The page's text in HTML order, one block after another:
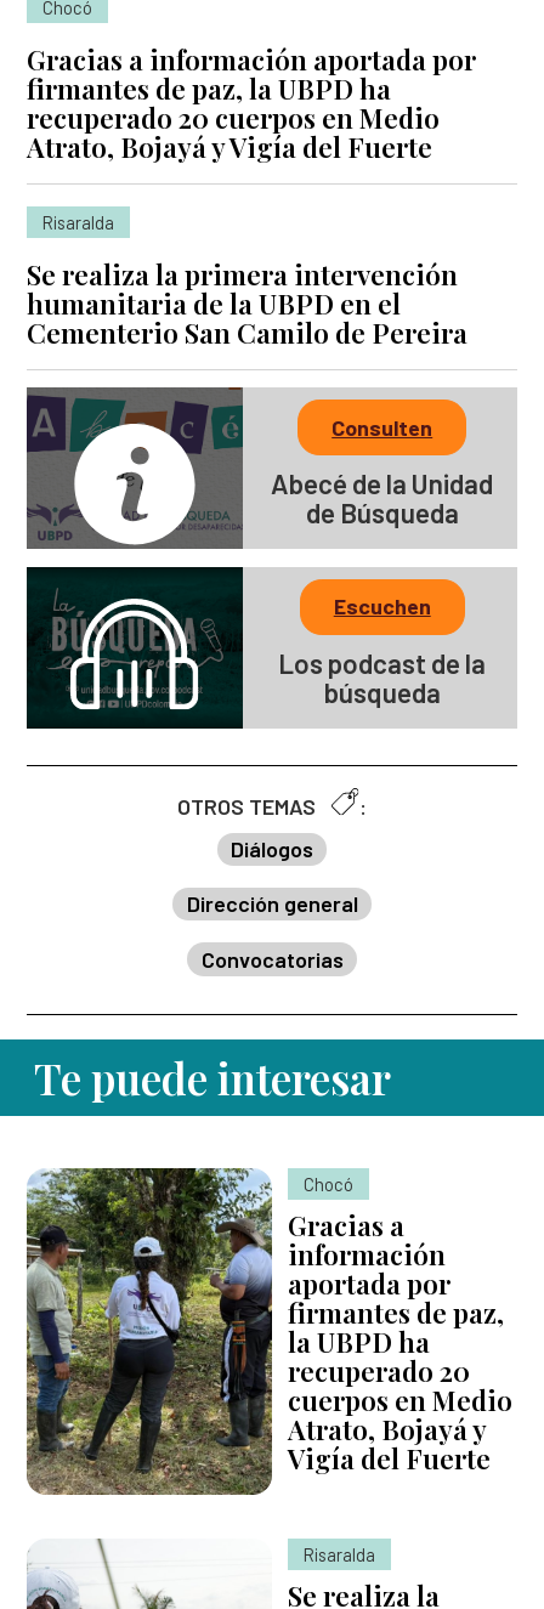
Chocó
Gracias a información aportada por
firmantes de paz, la UBPD ha
recuperado 20 cuerpos en Medio
Atrato, Bojayá y Vigía del Fuerte
Risaralda
Se realiza la primera intervención
humanitaria de la UBPD en el
Cementerio San Camilo de Pereira
Consulten
Abecé de la Unidad
de Búsqueda
Escuchen
Los podcast de la
búsqueda
OTROS TEMAS
:
Diálogos
Dirección general
Convocatorias
Te puede interesar
Chocó
Gracias a
información
aportada por
firmantes de paz,
la UBPD ha
recuperado 20
cuerpos en Medio
Atrato, Bojayá y
Vigía del Fuerte
Risaralda
Se realiza la